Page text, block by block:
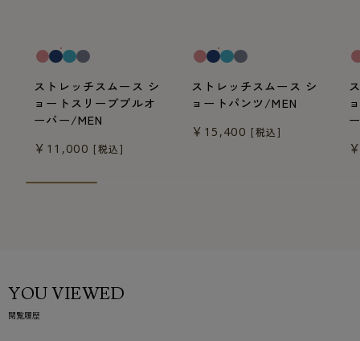
ストレッチスムース シ
ョートスリーブプルオ
ーバー/MEN
￥11,000 [税込]
ストレッチスムース シ
ョートパンツ/MEN
￥15,400 [税込]
YOU VIEWED
閲覧履歴